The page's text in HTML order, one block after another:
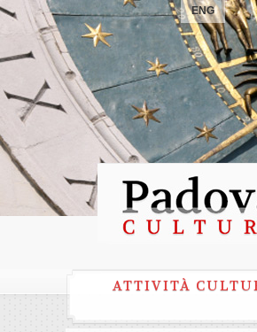
ENG
ATTIVITÀ